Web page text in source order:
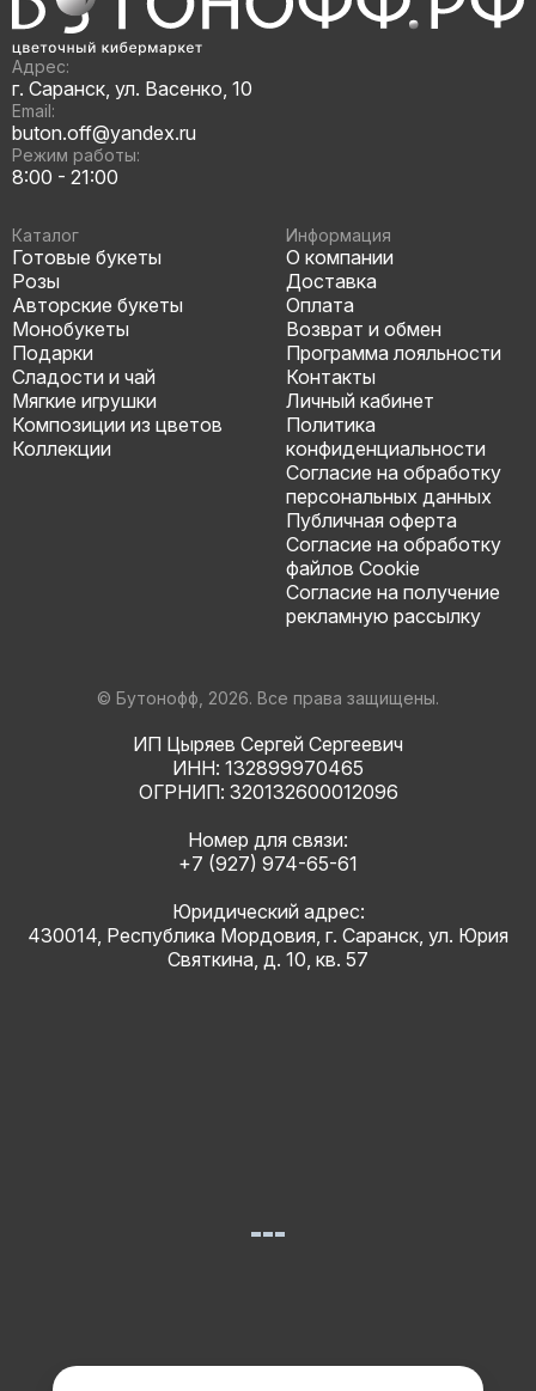
Адрес:
г. Саранск, ул. Васенко, 10
Email:
buton.off@yandex.ru
Режим работы:
8:00 - 21:00
Каталог
Готовые букеты
Розы
Авторские букеты
Монобукеты
Подарки
Сладости и чай
Мягкие игрушки
Композиции из цветов
Коллекции
Информация
О компании
Доставка
Оплата
Возврат и обмен
Программа лояльности
Контакты
Личный кабинет
Политика
конфиденциальности
Согласие на обработку
персональных данных
Публичная оферта
Согласие на обработку
файлов Cookie
Согласие на получение
рекламную рассылку
© Бутонофф, 2026. Все права защищены.
ИП Цыряев Сергей Сергеевич
ИНН: 132899970465
ОГРНИП: 320132600012096
Номер для связи:
+7 (927) 974-65-61
Юридический адрес:
430014, Республика Мордовия, г. Саранск, ул. Юрия
Святкина, д. 10, кв. 57